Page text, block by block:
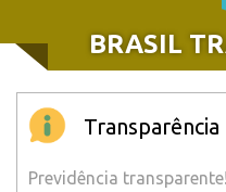
BRASIL
Transparência
Previdência